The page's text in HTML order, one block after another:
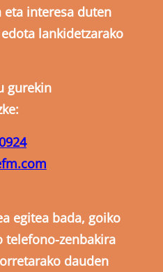
eta interesa duten
lankidetzarako
gurekin
egitea bada, goiko
telefono-zenbakira
dauden